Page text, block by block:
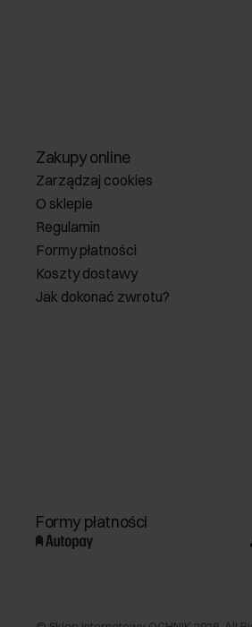
Zakupy online
Zarządzaj cookies
O sklepie
Regulamin
Formy płatności
Koszty dostawy
Jak dokonać zwrotu?
Formy płatności